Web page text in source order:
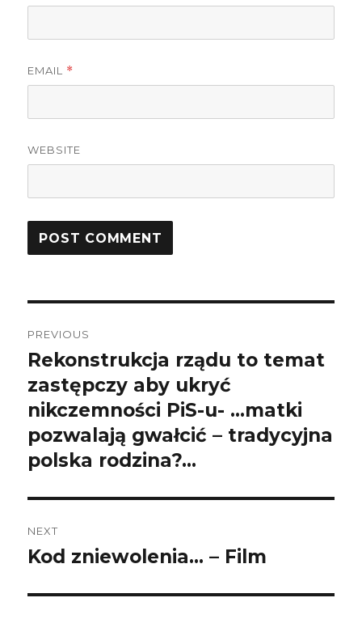
EMAIL *
WEBSITE
navigation
PREVIOUS
Previous
post:
Rekonstrukcja rządu to temat
zastępczy aby ukryć
nikczemności PiS-u- …matki
pozwalają gwałcić – tradycyjna
polska rodzina?…
NEXT
Next
Kod zniewolenia… – Film